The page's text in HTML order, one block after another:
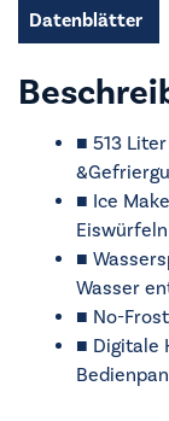
Menge
Datenblätter
■ 513
■ Ice
■
Wasser
■ No-
■ Digitale